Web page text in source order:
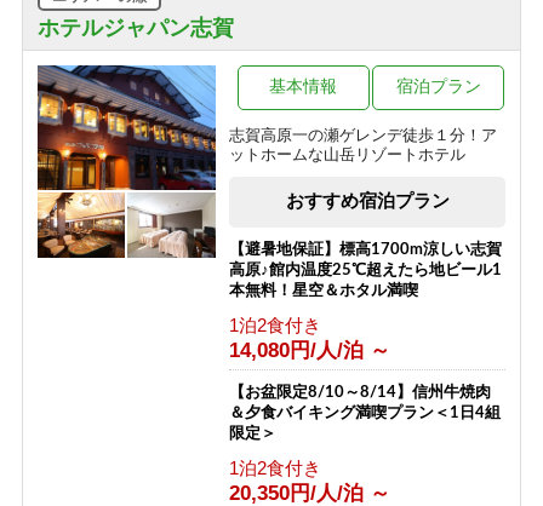
朝食のみ
12,800円/人/泊 ～
≪素泊りプラン≫23時までチェックイ
素泊まり
人工温泉
7,700円/人/泊 ～
「志賀高原100トレイル」特別プラン
素泊まり
8,500円/人/泊 ～
1泊2食付き
21,000円/人/泊 ～
限定213号室滞在 【特別室】
20,000円/人/泊 ～
13,200円/人/泊 ～
限定217号室滞在 【ミドルクラス】
1泊2食付き
11,000円/人/泊 ～
お一人様 宿泊プラン
1泊2食付き
14,900円/人/泊 ～
ホテルジャパン志賀
志賀高原一の瀬ゲレンデ徒歩１分！ア
ットホームな山岳リゾートホテル
基本情報 宿泊プラン
おすすめ宿泊プラン
【避暑地保証】標高1700m涼しい志賀
高原♪館内温度25℃超えたら地ビール1
本無料！星空＆ホタル満喫
1泊2食付き
14,080円/人/泊 ～
【お盆限定8/10～8/14】信州牛焼肉
＆夕食バイキング満喫プラン＜1日4組
限定＞
1泊2食付き
20,350円/人/泊 ～